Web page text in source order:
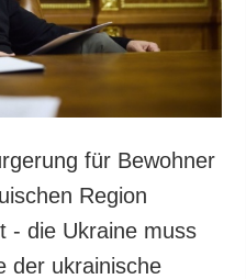
LEISTUNGEN
Abonnement
Fotobank
für Bewohner
Region
- die Ukraine muss
der ukrainische